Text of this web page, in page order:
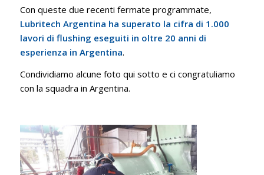
Con queste due recenti fermate programmate,
Lubritech Argentina ha superato la cifra di 1.000
lavori di flushing eseguiti in oltre 20 anni di
esperienza in Argentina.
Condividiamo alcune foto qui sotto e ci congratuliamo
con la squadra in Argentina.